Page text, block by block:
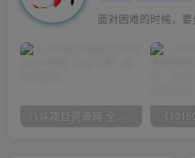
八斗项目资源网 全网正品VIP课程 无损下载~